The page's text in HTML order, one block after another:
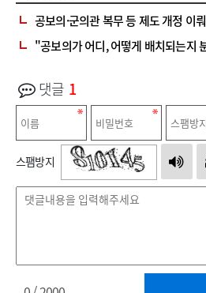
공보의·군의관 복무 등 제도 개정 이
"공보의가 어디, 어떻게 배치되는지
댓글 1
스팸방지